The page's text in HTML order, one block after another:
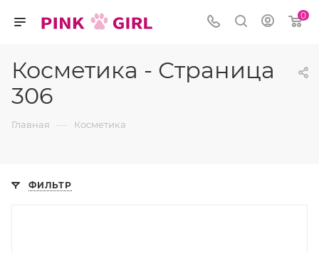
0
Косметика - Страница
306
Главная — Косметика
ФИЛЬТР